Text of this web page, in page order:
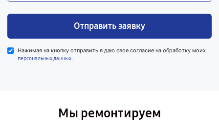
Отправить заявку
Нажимая на кнопку отправить я даю свое согласие на обработку моих
персональных данных.
Мы ремонтируем